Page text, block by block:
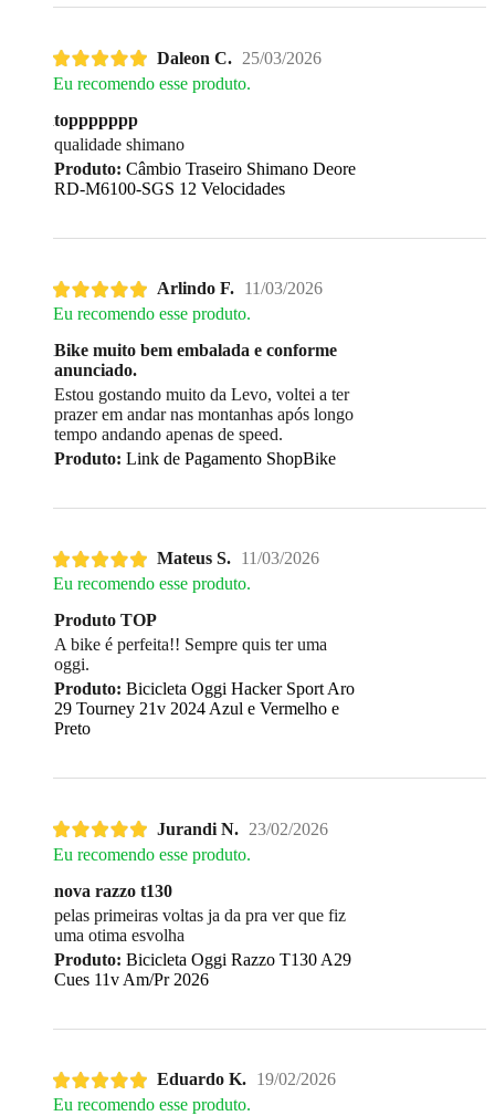
Daleon C. 25/03/2026
Eu recomendo esse produto.
toppppppp
qualidade shimano
Produto: Câmbio Traseiro Shimano Deore
RD-M6100-SGS 12 Velocidades
Arlindo F. 11/03/2026
Eu recomendo esse produto.
Bike muito bem embalada e conforme
anunciado.
Estou gostando muito da Levo, voltei a ter
prazer em andar nas montanhas após longo
tempo andando apenas de speed.
Produto: Link de Pagamento ShopBike
Mateus S. 11/03/2026
Eu recomendo esse produto.
Produto TOP
A bike é perfeita!! Sempre quis ter uma
oggi.
Produto: Bicicleta Oggi Hacker Sport Aro
29 Tourney 21v 2024 Azul e Vermelho e
Preto
Jurandi N. 23/02/2026
Eu recomendo esse produto.
nova razzo t130
pelas primeiras voltas ja da pra ver que fiz
uma otima esvolha
Produto: Bicicleta Oggi Razzo T130 A29
Cues 11v Am/Pr 2026
Eduardo K. 19/02/2026
Eu recomendo esse produto.